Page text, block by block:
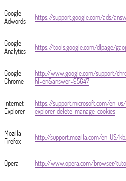
Google
Adwords
https://support.google.com/ads/
Google
Analytics
https://tools.google.com/dlpage/
Google
Chrome
http://www.google.com/support/
hl=en&answer=95647
Internet
Explorer
https://support.microsoft.com/en-
explorer-delete-manage-cookies
Mozilla
Firefox
http://support.mozilla.com/en-US/
Opera http://www.opera.com/browser/